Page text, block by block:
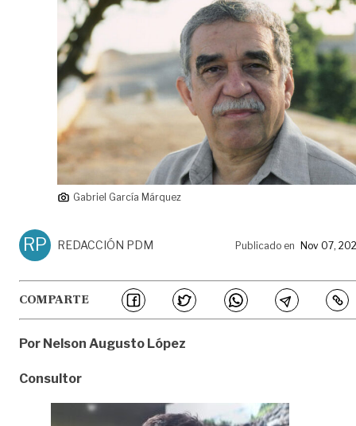
Gabriel García Márquez
RP REDACCIÓN PDM Publicado en Nov 07,
COMPARTE
Por Nelson Augusto López
Consultor